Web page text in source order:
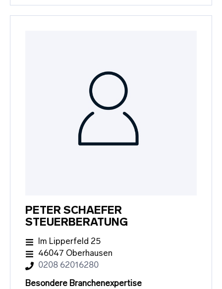
PETER SCHAEFER
STEUERBERATUNG
Im Lipperfeld 25
46047 Oberhausen
0208 62016280
Besondere Branchenexpertise